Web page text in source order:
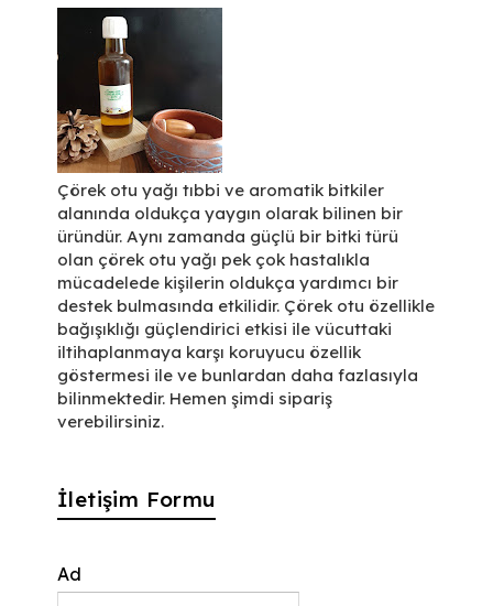
Çörek otu yağı tıbbi ve aromatik bitkiler
alanında oldukça yaygın olarak bilinen bir
üründür. Aynı zamanda güçlü bir bitki türü
olan çörek otu yağı pek çok hastalıkla
mücadelede kişilerin oldukça yardımcı bir
destek bulmasında etkilidir. Çörek otu özellikle
bağışıklığı güçlendirici etkisi ile vücuttaki
iltihaplanmaya karşı koruyucu özellik
göstermesi ile ve bunlardan daha fazlasıyla
bilinmektedir. Hemen şimdi sipariş
verebilirsiniz.
İletişim Formu
Ad